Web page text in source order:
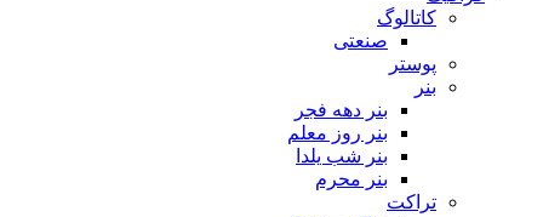
کاتالوگ
صنعتی
پوستر
بنر
بنر دهه فجر
بنر روز معلم
بنر شب یلدا
بنر محرم
تراکت